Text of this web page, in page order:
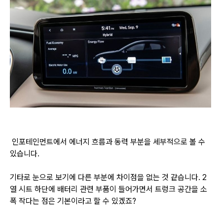
인포테인먼트에서 에너지 흐름과 동력 부분을 세부적으로 볼 수
있습니다.
기타로 눈으로 보기에 다른 부분에 차이점을 없는 것 같습니다. 2
열 시트 하단에 배터리 관련 부품이 들어가면서 트렁크 공간을 소
폭 작다는 점은 기본이라고 할 수 있겠죠?